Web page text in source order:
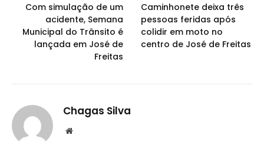
Com simulação de um
acidente, Semana
Municipal do Trânsito é
lançada em José de
Freitas
Caminhonete deixa três
pessoas feridas após
colidir em moto no
centro de José de Freitas
Chagas Silva
Website